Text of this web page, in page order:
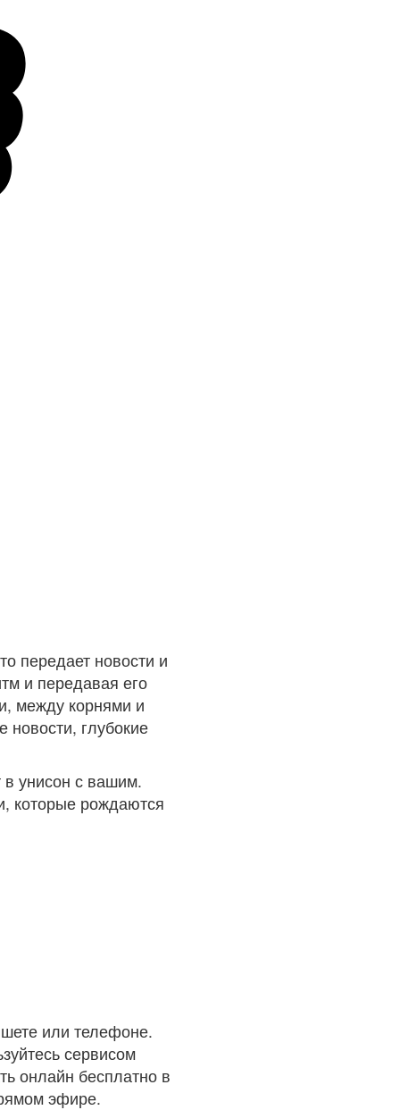
передает новости и
и передавая его
между корнями и
новости, глубокие
в унисон с вашим.
которые рождаются
или телефоне.
сервисом
онлайн бесплатно в
эфире.